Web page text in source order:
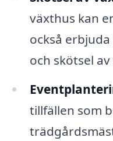
växthus kan
också
och skötsel
tillfällen som